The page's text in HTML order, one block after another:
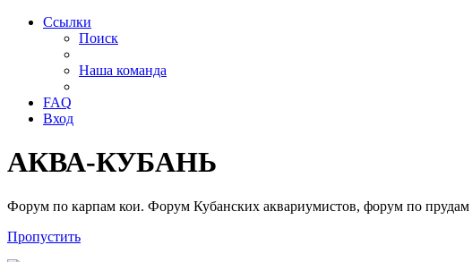
Ссылки
Поиск
Наша команда
FAQ
Вход
АКВА-КУБАНЬ
Форум по карпам кои. Форум Кубанских аквариумистов, форум по прудам
Пропустить